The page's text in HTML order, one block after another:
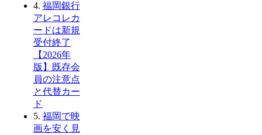
4. 福岡銀行
アレコレカ
ードは新規
受付終了
【2026年
版】既存会
員の注意点
と代替カー
ド
5. 福岡で映
画を安く見